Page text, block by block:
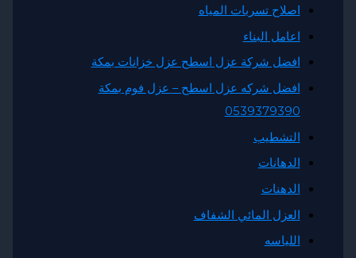
اصلاح تسربات المياه
اعامل البناء
افضل شركة عزل اسطح عزل خزانات بمكة
افضل شركه عزل اسطح – عزل فوم بمكة
0539379390
التشطيب
العزل المائي الشفاف